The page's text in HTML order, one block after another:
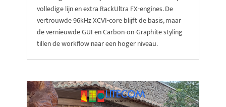
volledige lijn en extra RackUltra FX-engines. De
vertrouwde 96kHz XCVI-core blijft de basis, maar
de vernieuwde GUI en Carbon-on-Graphite styling
tillen de workflow naar een hoger niveau.